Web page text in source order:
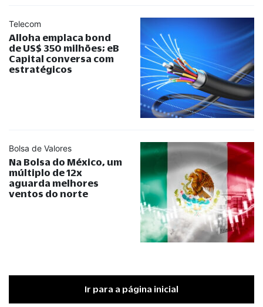
Telecom
Alloha emplaca bond
de US$ 350 milhões; eB
Capital conversa com
estratégicos
Bolsa de Valores
Na Bolsa do México, um
múltiplo de 12x
aguarda melhores
ventos do norte
Ir para a página inicial